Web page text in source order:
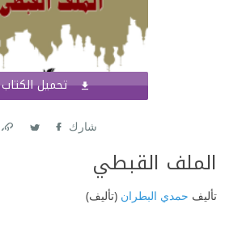
تحميل الكتاب
شارك
الملف القبطي
تأليف حمدي البطران (تأليف)